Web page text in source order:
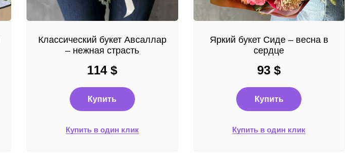
Классический букет Авсаллар
– нежная страсть
114$
Купить
Купить в один клик
Яркий букет Сиде – весна в
сердце
93$
Купить
Купить в один клик